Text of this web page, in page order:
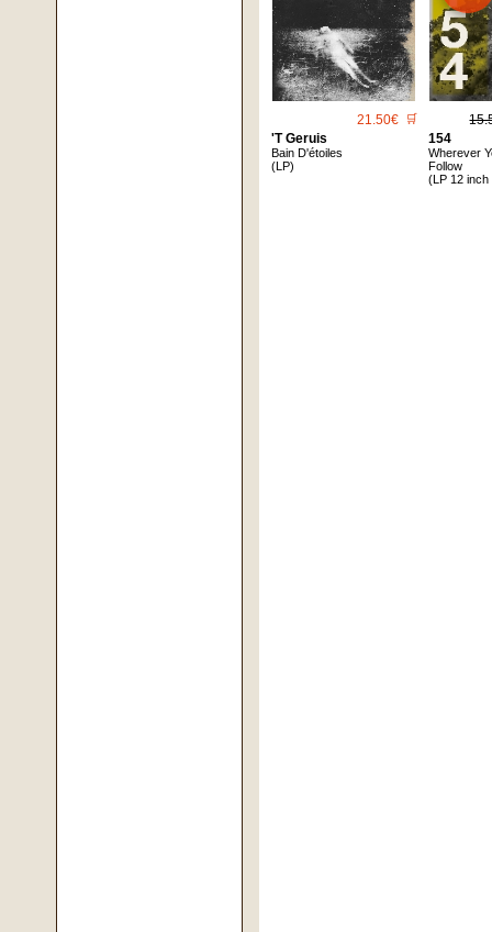
21.50€ 🛒
'T Geruis
Bain D'étoiles
(LP)
154
Wherever
Follow
(LP 12 inch